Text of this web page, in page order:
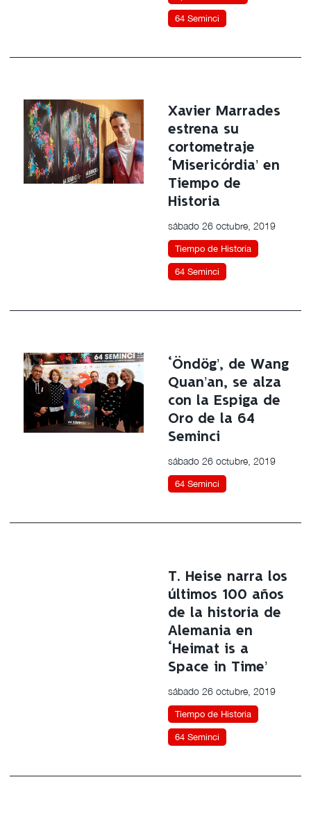
64 Seminci
Xavier Marrades
estrena su
cortometraje
‘Misericórdia’ en
Tiempo de
Historia
sábado 26 octubre, 2019
Tiempo de Historia
64 Seminci
‘Öndög’, de Wang
Quan’an, se alza
con la Espiga de
Oro de la 64
Seminci
sábado 26 octubre, 2019
64 Seminci
T. Heise narra los
últimos 100 años
de la historia de
Alemania en
‘Heimat is a
Space in Time’
sábado 26 octubre, 2019
Tiempo de Historia
64 Seminci